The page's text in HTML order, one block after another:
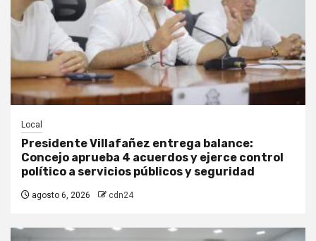
Local
Presidente Villafañez entrega balance:
Concejo aprueba 4 acuerdos y ejerce control
político a servicios públicos y seguridad
agosto 6, 2026 cdn24